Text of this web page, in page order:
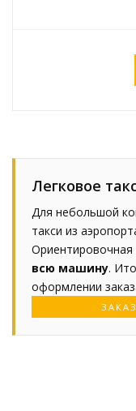
Легковое
Для небольшой
такси из
всю машину.
оформлении